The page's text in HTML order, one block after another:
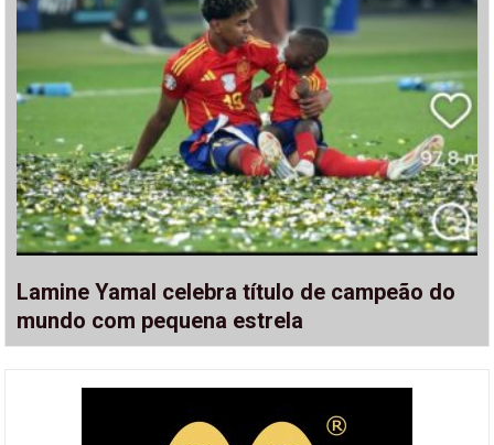
Lamine Yamal celebra título de campeão do
mundo com pequena estrela